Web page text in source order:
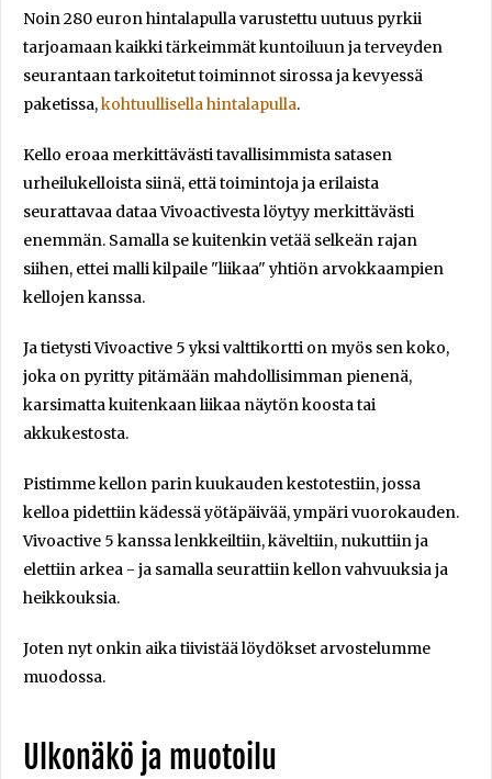
Noin 280 euron hintalapulla varustettu uutuus pyrkii
tarjoamaan kaikki tärkeimmät kuntoiluun ja terveyden
seurantaan tarkoitetut toiminnot sirossa ja kevyessä
paketissa,kohtuullisella hintalapulla.
Kello eroaa merkittävästi tavallisimmista satasen
urheilukelloista siinä, että toimintoja ja erilaista
seurattavaa dataa Vivoactivesta löytyy merkittävästi
enemmän. Samalla se kuitenkin vetää selkeän rajan
siihen, ettei malli kilpaile "liikaa" yhtiön arvokkaampien
kellojen kanssa.
Ja tietysti Vivoactive 5 yksi valttikortti on myös sen koko,
joka on pyritty pitämään mahdollisimman pienenä,
karsimatta kuitenkaan liikaa näytön koosta tai
akkukestosta.
Pistimme kellon parin kuukauden kestotestiin, jossa
kelloa pidettiin kädessä yötäpäivää, ympäri vuorokauden.
Vivoactive 5 kanssa lenkkeiltiin, käveltiin, nukuttiin ja
elettiin arkea - ja samalla seurattiin kellon vahvuuksia ja
heikkouksia.
Joten nyt onkin aika tiivistää löydökset arvostelumme
muodossa.
Ulkonäkö ja muotoilu